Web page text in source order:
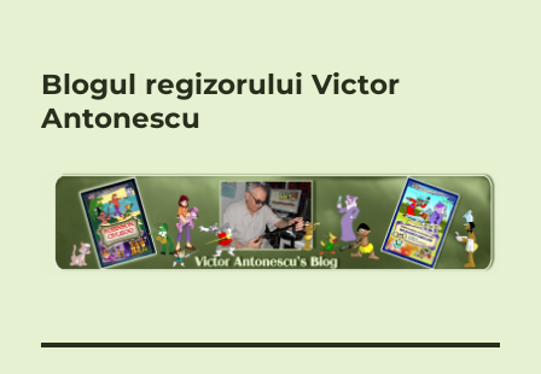
Blogul regizorului Victor
Antonescu